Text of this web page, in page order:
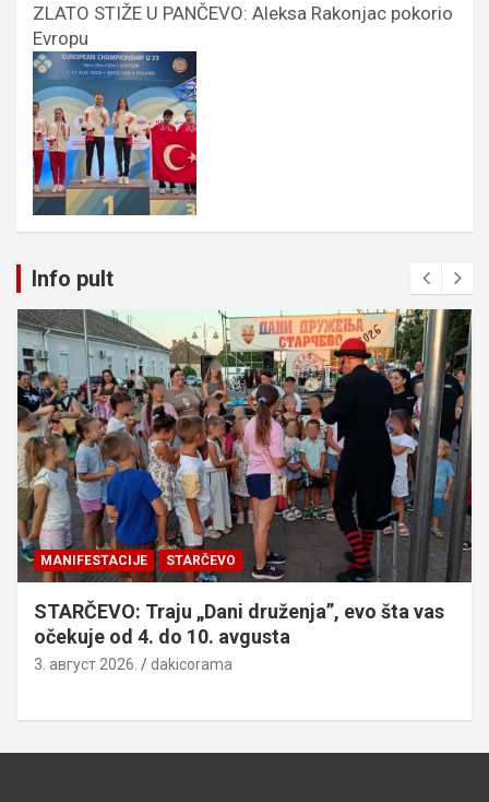
ZLATO STIŽE U PANČEVO: Aleksa Rakonjac pokorio
Evropu
Info pult
MANIFESTACIJE STARČEVO
STARČEVO: Traju „Dani druženja”, evo šta vas
očekuje od 4. do 10. avgusta
3. август 2026. dakicorama